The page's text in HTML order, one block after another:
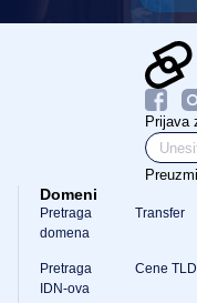
Prijava
Domeni
Pretraga
domena
Transfer
Pretraga
IDN-ova
Cene TLD